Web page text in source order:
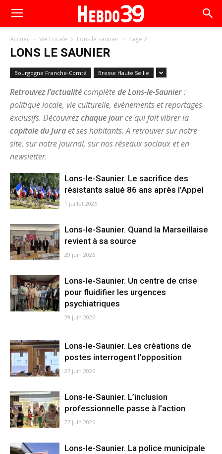
Accueil Vie Locale Lons le saunier Page 2
LONS LE SAUNIER
Bourgogne Franche-Comté Bresse Haute Seille
Retrouvez l’actualitécomplètede Lons-le-Saunier:
politique locale, vie culturelle, événements et reportages
exclusifs. Découvrezchaque jource qui fait vibrer la
capitale du Juraet ses habitants. A retrouver sur notre
site, sur notre journal, sur nos réseaux sociaux et en
newsletter.
Lons-le-Saunier. Le sacrifice des
résistants salué 86 ans après l’Appel
1 juillet 2026
Lons-le-Saunier. Quand la Marseillaise
revient à sa source
29 juin 2026
Lons-le-Saunier. Un centre de crise
pour fluidifier les urgences
psychiatriques
29 juin 2026
Lons-le-Saunier. Les créations de
postes interrogent l’opposition
27 juin 2026
Lons-le-Saunier. L’inclusion
professionnelle passe à l’action
27 juin 2026
Lons-le-Saunier. La police municipale